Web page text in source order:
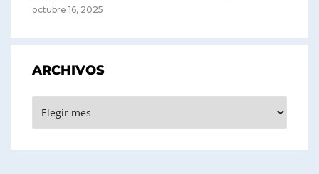
octubre 16, 2025
ARCHIVOS